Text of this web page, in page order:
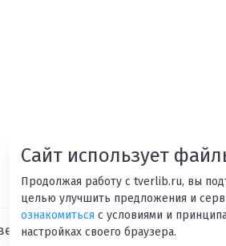
областная библиотека им. А.
Сайт использует
Продолжая работу с tverlib.ru, вы
целью улучшить предложения и
ознакомиться с условиями и
настройках своего браузера.